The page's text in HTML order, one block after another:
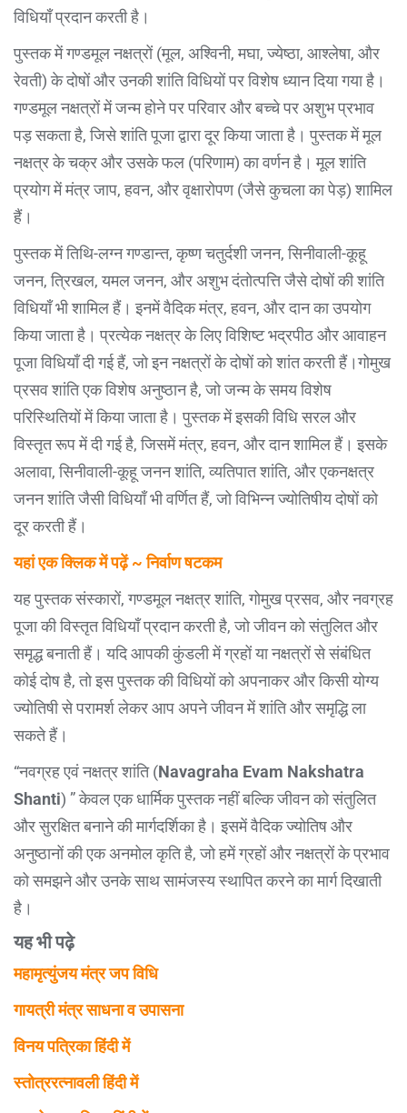
विधियाँ प्रदान करती है।
पुस्तक में गण्डमूल नक्षत्रों (मूल, अश्विनी, मघा, ज्येष्ठा, आश्लेषा, और
रेवती) के दोषों और उनकी शांति विधियों पर विशेष ध्यान दिया गया है।
गण्डमूल नक्षत्रों में जन्म होने पर परिवार और बच्चे पर अशुभ प्रभाव
पड़ सकता है, जिसे शांति पूजा द्वारा दूर किया जाता है। पुस्तक में मूल
नक्षत्र के चक्र और उसके फल (परिणाम) का वर्णन है। मूल शांति
प्रयोग में मंत्र जाप, हवन, और वृक्षारोपण (जैसे कुचला का पेड़) शामिल
हैं।
पुस्तक में तिथि-लग्न गण्डान्त, कृष्ण चतुर्दशी जनन, सिनीवाली-कूहू
जनन, त्रिखल, यमल जनन, और अशुभ दंतोत्पत्ति जैसे दोषों की शांति
विधियाँ भी शामिल हैं। इनमें वैदिक मंत्र, हवन, और दान का उपयोग
किया जाता है। प्रत्येक नक्षत्र के लिए विशिष्ट भद्रपीठ और आवाहन
पूजा विधियाँ दी गई हैं, जो इन नक्षत्रों के दोषों को शांत करती हैं।गोमुख
प्रसव शांति एक विशेष अनुष्ठान है, जो जन्म के समय विशेष
परिस्थितियों में किया जाता है। पुस्तक में इसकी विधि सरल और
विस्तृत रूप में दी गई है, जिसमें मंत्र, हवन, और दान शामिल हैं। इसके
अलावा, सिनीवाली-कूहू जनन शांति, व्यतिपात शांति, और एकनक्षत्र
जनन शांति जैसी विधियाँ भी वर्णित हैं, जो विभिन्न ज्योतिषीय दोषों को
दूर करती हैं।
यहां एक क्लिक में पढ़ें ~ निर्वाण षटकम
यह पुस्तक संस्कारों, गण्डमूल नक्षत्र शांति, गोमुख प्रसव, और नवग्रह
पूजा की विस्तृत विधियाँ प्रदान करती है, जो जीवन को संतुलित और
समृद्ध बनाती हैं। यदि आपकी कुंडली में ग्रहों या नक्षत्रों से संबंधित
कोई दोष है, तो इस पुस्तक की विधियों को अपनाकर और किसी योग्य
ज्योतिषी से परामर्श लेकर आप अपने जीवन में शांति और समृद्धि ला
सकते हैं।
“नवग्रह एवं नक्षत्र शांति (Navagraha Evam Nakshatra
Shanti) ” केवल एक धार्मिक पुस्तक नहीं बल्कि जीवन को संतुलित
और सुरक्षित बनाने की मार्गदर्शिका है। इसमें वैदिक ज्योतिष और
अनुष्ठानों की एक अनमोल कृति है, जो हमें ग्रहों और नक्षत्रों के प्रभाव
को समझने और उनके साथ सामंजस्य स्थापित करने का मार्ग दिखाती
है।
यह भी पढ़े
महामृत्युंजय मंत्र जप विधि
गायत्री मंत्र साधना व उपासना
विनय पत्रिका हिंदी में
स्तोत्ररत्नावली हिंदी में